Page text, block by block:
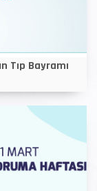
Tıp Bayramı